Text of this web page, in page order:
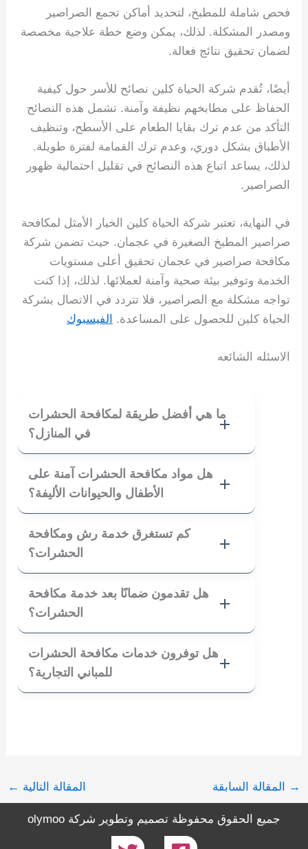
فحص شاملة للمطبخ، لتحديد أماكن تجمع الصراصير
ومصدر المشكلة. لذلك، يمكن وضع خطة علاجية مخصصة
لضمان تحقيق نتائج فعالة.
أيضًا، تُقدم شركة الحياة كلين نصائح للأسر حول كيفية
الحفاظ على مطابخهم نظيفة وآمنة. تشمل هذه النصائح
التأكد من عدم ترك بقايا الطعام على الأسطح، وتنظيف
الأطباق بشكل دوري، وعدم ترك القمامة لفترة طويلة.
لذلك، يساعد اتباع هذه النصائح في تقليل احتمالية ظهور
الصراصير.
في النهاية، تعتبر شركة الحياة كلين الخيار الأمثل لمكافحة
صراصير المطبخ الصغيرة في عجمان. حيث تضمن شركة
مكافحة صراصير في عجمان تحقيق أعلى مستويات
الخدمة وتوفير بيئة صحية وآمنة لعملائها. لذلك، إذا كنت
تواجه مشكلة مع الصراصير، فلا تتردد في الاتصال بشركة
الحياة كلين للحصول على المساعدة.
الفيسبوك
الاسئله الشائعه
ما هي أفضل طريقة لمكافحة الحشرات
في المنازل؟
هل مواد مكافحة الحشرات آمنة على
الأطفال والحيوانات الأليفة؟
كم تستغرق خدمة رش ومكافحة
الحشرات؟
هل تقدمون ضمانًا بعد خدمة مكافحة
الحشرات؟
هل توفرون خدمات مكافحة الحشرات
للمباني التجارية؟
→ المقالة السابقة المقالة التالية ←
جميع الحقوق محفوظة تصميم وتطوير شركة olymoo